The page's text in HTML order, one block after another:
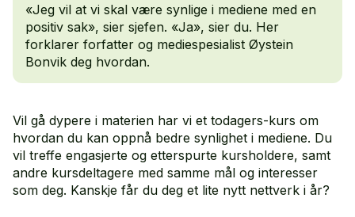
«Jeg vil at vi skal være synlige i mediene med en
positiv sak», sier sjefen. «Ja», sier du. Her
forklarer forfatter og mediespesialist Øystein
Bonvik deg hvordan.
Vil gå dypere i materien har vi et todagers-kurs om
hvordan du kan oppnå bedre synlighet i mediene. Du
vil treffe engasjerte og etterspurte kursholdere, samt
andre kursdeltagere med samme mål og interesser
som deg. Kanskje får du deg et lite nytt nettverk i år?